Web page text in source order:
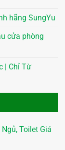
hãng SungYu
cửa phòng
| Chỉ Từ
Toilet Giá